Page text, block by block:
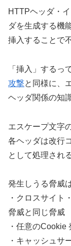
HTTPヘッダ・
ダを生成する機
挿入することで
「挿入」するっ
攻撃と同様に、
ヘッダ関係の知
エスケープ文字
各ヘッダは改行
として処理され
発生しうる脅威
・クロスサイト
脅威と同じ脅威
・任意のCookie
・キャッシュサ